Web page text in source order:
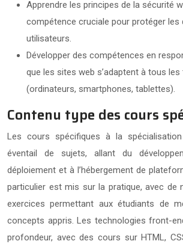
Apprendre les principes de la sécurité
compétence cruciale pour protéger les
utilisateurs.
Développer des compétences en
que les sites web s’adaptent à tous les
(ordinateurs, smartphones, tablettes).
Contenu type des cours
Les cours spécifiques à la
éventail de sujets, allant du
déploiement et à l’hébergement de
particulier est mis sur la pratique, avec de
exercices permettant aux étudiants de
concepts appris. Les technologies front-
profondeur, avec des cours sur HTML,